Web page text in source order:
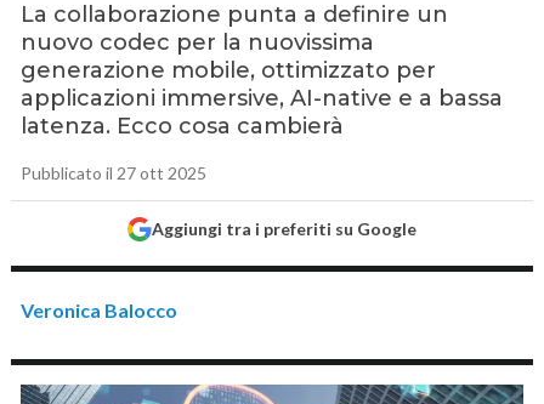
La collaborazione punta a definire un
nuovo codec per la nuovissima
generazione mobile, ottimizzato per
applicazioni immersive, AI-native e a bassa
latenza. Ecco cosa cambierà
Pubblicato il 27 ott 2025
Aggiungi tra i preferiti su Google
Veronica Balocco